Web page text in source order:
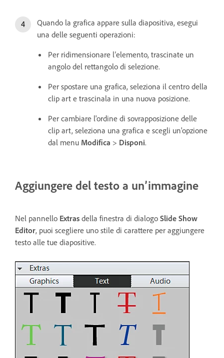
Quando la grafica appare sulla diapositiva, esegui
una delle seguenti operazioni:
Per ridimensionare l’elemento, trascinate un
angolo del rettangolo di selezione.
Per spostare una grafica, seleziona il centro della
clip art e trascinala in una nuova posizione.
Per cambiare l'ordine di sovrapposizione delle
clip art, seleziona una grafica e scegli un'opzione
dal menu Modifica > Disponi.
Aggiungere del testo a un’immagine
Nel pannello Extras della finestra di dialogo Slide Show
Editor, puoi scegliere uno stile di carattere per aggiungere
testo alle tue diapositive.